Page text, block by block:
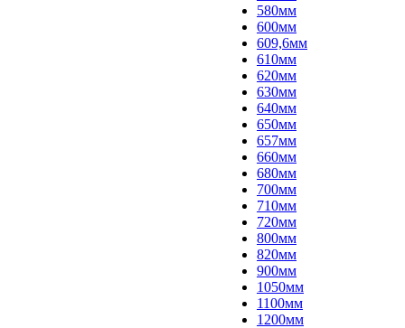
580мм
600мм
609,6мм
610мм
620мм
630мм
640мм
650мм
657мм
660мм
680мм
700мм
710мм
720мм
800мм
820мм
900мм
1050мм
1100мм
1200мм